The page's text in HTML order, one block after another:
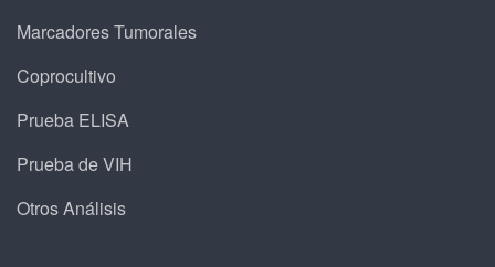
Marcadores Tumorales
Coprocultivo
Prueba ELISA
Prueba de VIH
Otros Análisis